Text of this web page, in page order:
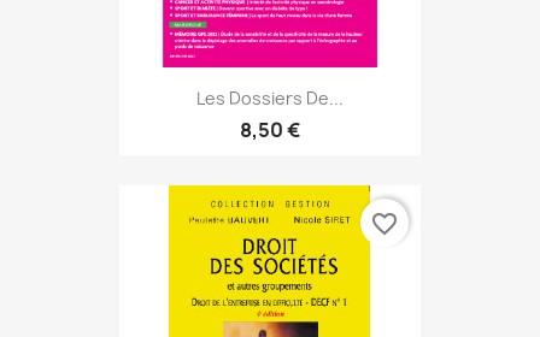
Les Dossiers De...
8,50 €
favorite_border